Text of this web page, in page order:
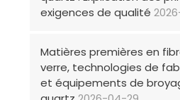
exigences de qualité
Matières premières en
verre, technologies de
et équipements de